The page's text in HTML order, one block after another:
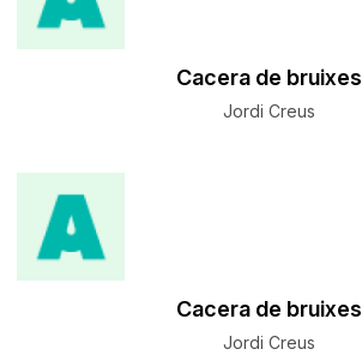
Cacera de bruixes
Jordi Creus
Cacera de bruixes
Jordi Creus